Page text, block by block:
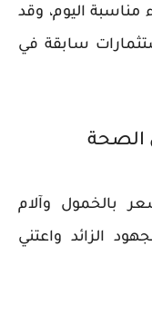
مناسبة اليوم، وقد
سابقة في
الصحة
بالخمول وآلام
الزائد واعتني